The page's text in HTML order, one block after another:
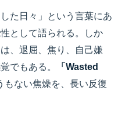
た日々」という言葉にあ
として語られる。しか
、退屈、焦り、自己嫌
でもある。
「Wasted
もない焦燥を、長い反復